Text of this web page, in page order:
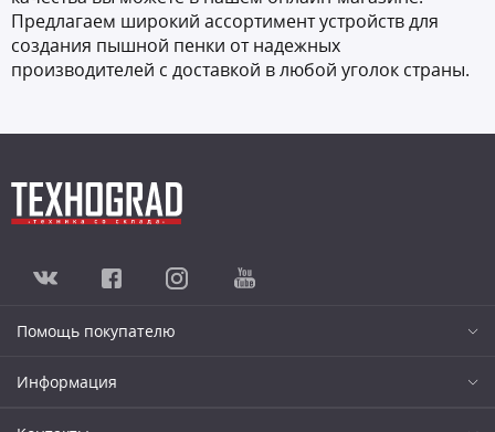
Предлагаем широкий ассортимент устройств для
создания пышной пенки от надежных
производителей с доставкой в любой уголок страны.
Помощь покупателю
Информация